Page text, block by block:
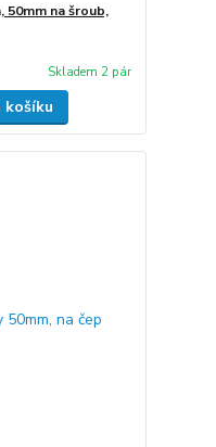
50mm na šroub,
Skladem 2 pár
košíku